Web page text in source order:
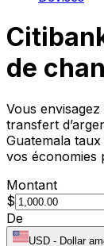
de
Vous
transfert
Guatemala
vos économies
Montant
$
De
USD - Dollar